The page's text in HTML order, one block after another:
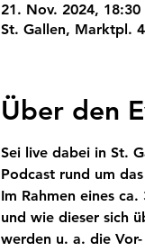
21. Nov. 2024, 18:30
St. Gallen, Marktpl.
Über den
Sei live dabei in St.
Podcast rund um
Im Rahmen eines
und wie dieser sich
werden u. a. die